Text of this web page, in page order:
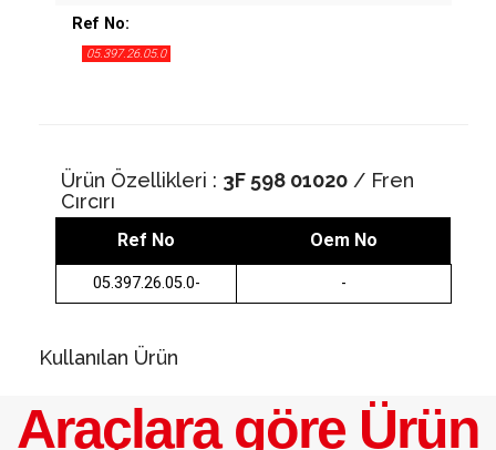
Ref No:
05.397.26.05.0
Ürün Özellikleri : 3F 598 01020 / Fren
Cırcırı
Ref No Oem No
05.397.26.05.0- -
Kullanılan Ürün
Araçlara göre Ürün